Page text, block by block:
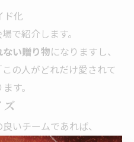
ド化
で紹介します。
い贈り物になりますし、
の人がどれだけ愛されて
す。
ズ
いチームであれば、